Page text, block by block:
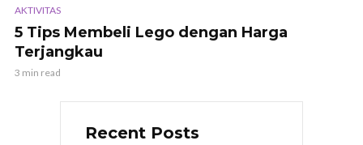
AKTIVITAS
5 Tips Membeli Lego dengan Harga
Terjangkau
3 min read
Recent Posts